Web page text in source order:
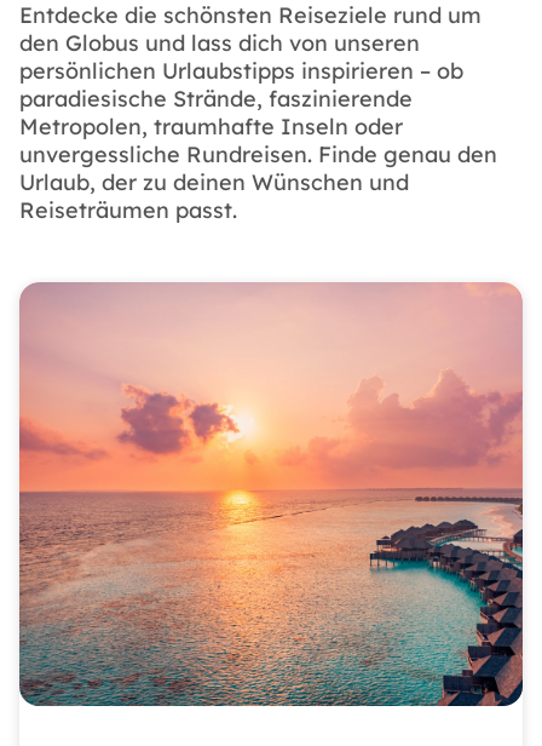
Entdecke die schönsten Reiseziele rund um
den Globus und lass dich von unseren
persönlichen Urlaubstipps inspirieren – ob
paradiesische Strände, faszinierende
Metropolen, traumhafte Inseln oder
unvergessliche Rundreisen. Finde genau den
Urlaub, der zu deinen Wünschen und
Reiseträumen passt.